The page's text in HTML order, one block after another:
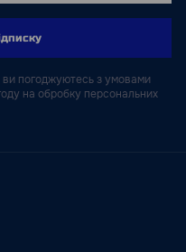
погоджуютесь з умовами
на обробку персональних